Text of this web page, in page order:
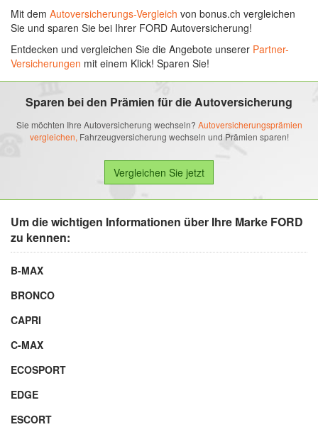
Mit dem Autoversicherungs-Vergleich von bonus.ch vergleichen
Sie und sparen Sie bei Ihrer FORD Autoversicherung!
Entdecken und vergleichen Sie die Angebote unserer Partner-
Versicherungen mit einem Klick! Sparen Sie!
Sparen bei den Prämien für die Autoversicherung
Sie möchten Ihre Autoversicherung wechseln? Autoversicherungsprämien
vergleichen, Fahrzeugversicherung wechseln und Prämien sparen!
Um die wichtigen Informationen über Ihre Marke FORD
zu kennen:
B-MAX
BRONCO
CAPRI
C-MAX
ECOSPORT
EDGE
ESCORT